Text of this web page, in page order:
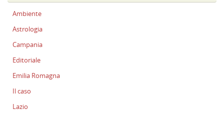
Ambiente
Astrologia
Campania
Editoriale
Emilia Romagna
Il caso
Lazio